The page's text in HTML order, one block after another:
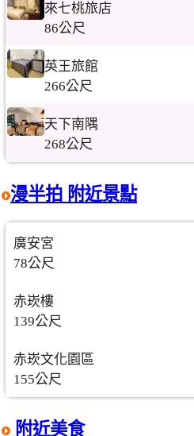
來七桃旅店
86公尺
英王旅館
266公尺
天下南隅
268公尺
漫半拍 附近景點
廣安宮
78公尺
赤崁樓
139公尺
赤崁文化園區
155公尺
附近美食